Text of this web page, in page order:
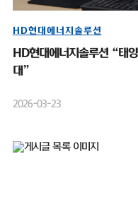
HD현대에너지솔루션
HD현대에너지솔루션 “태
대”
2026-03-23